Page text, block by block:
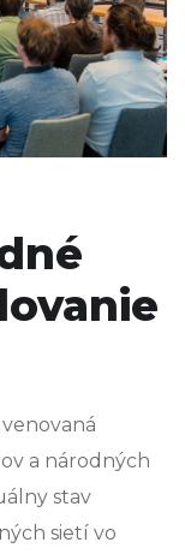
a národných
stav
sietí vo